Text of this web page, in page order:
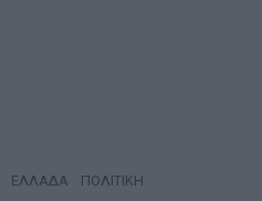
ΕΛΛΑΔΑ ΠΟΛΙΤΙΚΗ